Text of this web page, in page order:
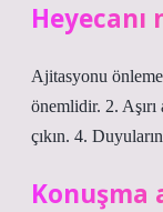
Ajitasyonu
önemlidir. 2. Aşırı
çıkın. 4.
Konuşma